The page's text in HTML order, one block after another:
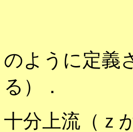
のように定義
る）．
十分上流（ｚ